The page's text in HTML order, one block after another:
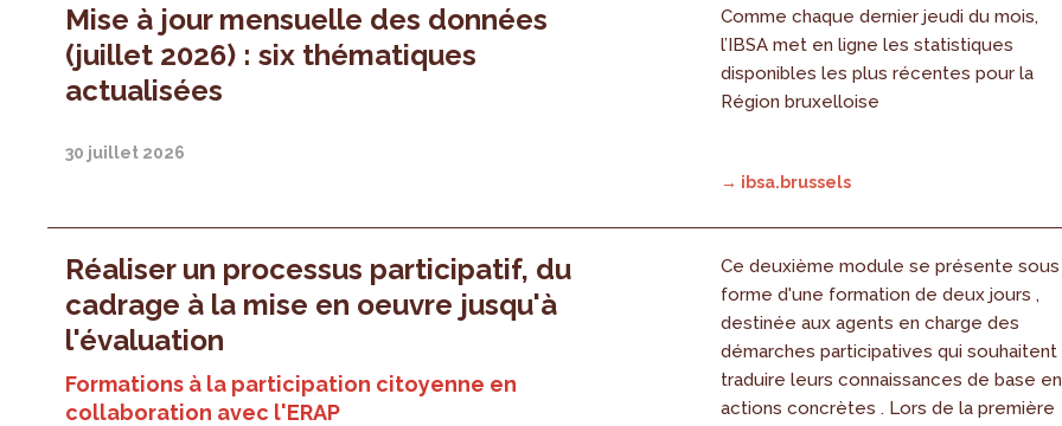
Mise à jour mensuelle des données
(juillet 2026) : six thématiques
actualisées
30 juillet 2026
Comme chaque dernier jeudi du mois,
l’IBSA met en ligne les statistiques
disponibles les plus récentes pour la
Région bruxelloise
→ ibsa.brussels
Réaliser un processus participatif, du
cadrage à la mise en oeuvre jusqu'à
l'évaluation
Formations à la participation citoyenne en
collaboration avec l'ERAP
Ce deuxième module se présente sous
forme d'une formation de deux jours ,
destinée aux agents en charge des
démarches participatives qui souhaitent
traduire leurs connaissances de base en
actions concrètes . Lors de la première